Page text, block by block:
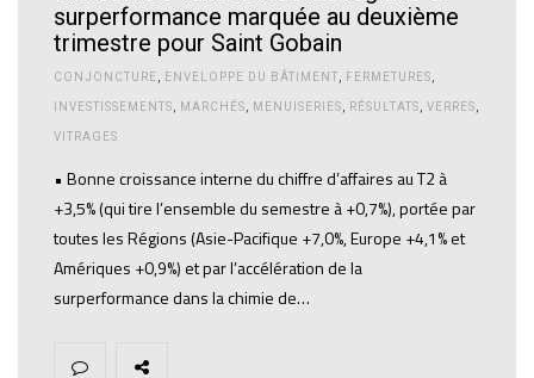
surperformance marquée au deuxième
trimestre pour Saint Gobain
CONJONCTURE ENVELOPPE DU BÂTIMENT FERMETURES
INVESTISSEMENTS MARCHÉS MENUISERIES RÉSULTATS VERRES
VITRAGES
• Bonne croissance interne du chiffre d’affaires au T2 à
+3,5% (qui tire l’ensemble du semestre à +0,7%), portée par
toutes les Régions (Asie-Pacifique +7,0%, Europe +4,1% et
Amériques +0,9%) et par l’accélération de la
surperformance dans la chimie de…